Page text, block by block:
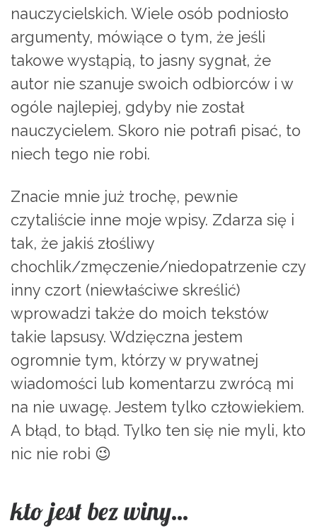
nauczycielskich. Wiele osób podniosło
argumenty, mówiące o tym, że jeśli
takowe wystąpią, to jasny sygnał, że
autor nie szanuje swoich odbiorców i w
ogóle najlepiej, gdyby nie został
nauczycielem. Skoro nie potrafi pisać, to
niech tego nie robi.
Znacie mnie już trochę, pewnie
czytaliście inne moje wpisy. Zdarza się i
tak, że jakiś złośliwy
chochlik/zmęczenie/niedopatrzenie czy
inny czort (niewłaściwe skreślić)
wprowadzi także do moich tekstów
takie lapsusy. Wdzięczna jestem
ogromnie tym, którzy w prywatnej
wiadomości lub komentarzu zwrócą mi
na nie uwagę. Jestem tylko człowiekiem.
A błąd, to błąd. Tylko ten się nie myli, kto
nic nie robi 😉
kto jest bez winy…